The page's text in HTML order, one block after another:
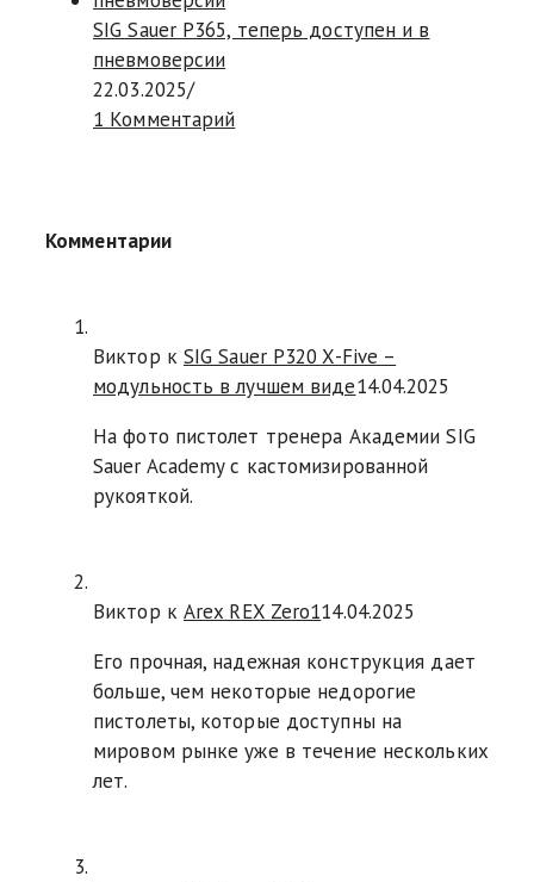
SIG Sauer P365, теперь доступен и в
пневмоверсии
22.03.2025/
1 Комментарий
Комментарии
Виктор к SIG Sauer P320 X-Five –
модульность в лучшем виде14.04.2025
На фото пистолет тренера Академии SIG
Sauer Academy с кастомизированной
рукояткой.
Виктор к Arex REX Zero114.04.2025
Его прочная, надежная конструкция дает
больше, чем некоторые недорогие
пистолеты, которые доступны на
мировом рынке уже в течение нескольких
лет.